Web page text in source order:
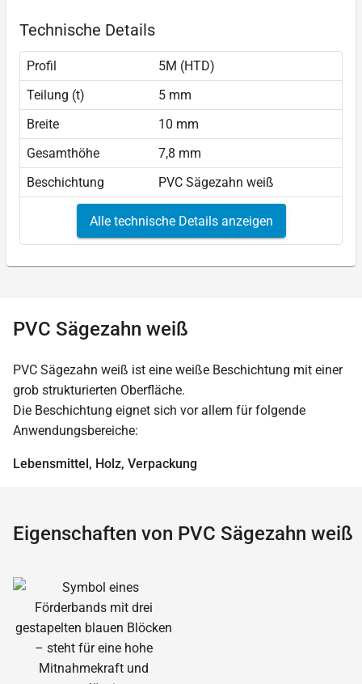
Technische Details
Profil
5M (HTD)
Teilung (t)
5 mm
Breite
10 mm
Gesamthöhe
7,8 mm
Beschichtung
PVC Sägezahn weiß
Alle technische Details anzeigen
PVC Sägezahn weiß
PVC Sägezahn weiß ist eine weiße Beschichtung mit einer
grob strukturierten Oberfläche.
Die Beschichtung eignet sich vor allem für folgende
Anwendungsbereiche:
Lebensmittel, Holz, Verpackung
Eigenschaften von PVC Sägezahn weiß